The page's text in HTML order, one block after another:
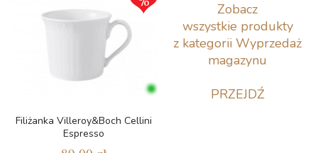
Filiżanka Villeroy&Boch Cellini
Espresso
Zobacz
wszystkie produkty
z kategorii Wyprzedaż
magazynu
PRZEJDŹ